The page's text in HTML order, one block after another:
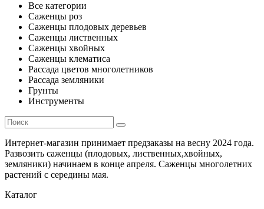
Все категории
Саженцы роз
Саженцы плодовых деревьев
Саженцы лиственных
Саженцы хвойных
Саженцы клематиса
Рассада цветов многолетников
Рассада земляники
Грунты
Инструменты
Интернет-магазин принимает предзаказы на весну 2024 года.
Развозить саженцы (плодовых, лиственных,хвойных,
земляники) начинаем в конце апреля. Саженцы многолетних
растений с середины мая.
Каталог